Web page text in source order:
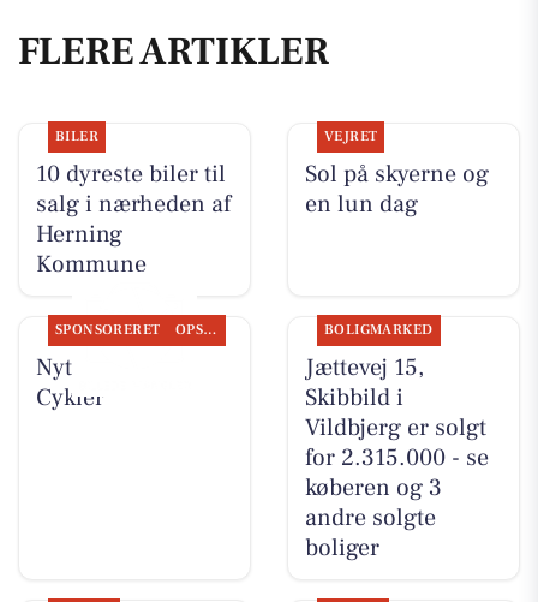
FLERE ARTIKLER
BILER
10 dyreste biler til
salg i nærheden af
Herning
Kommune
VEJRET
Sol på skyerne og
en lun dag
SPONSORERET OPSLAGSTAVLEN
Nyt fra Per P.
Cykler
BOLIGMARKED
Jættevej 15,
Skibbild i
Vildbjerg er solgt
for 2.315.000 - se
køberen og 3
andre solgte
boliger